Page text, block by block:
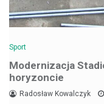
Sport
Modernizacja
horyzoncie
Radosław Kowalczyk